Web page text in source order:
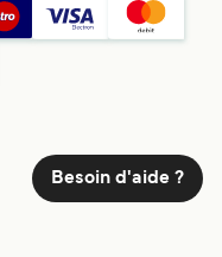
Besoin d'aide ?